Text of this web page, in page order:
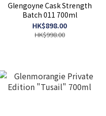
Glengoyne Cask Strength
Batch 011 700ml
HK$898.00
HK$998.00